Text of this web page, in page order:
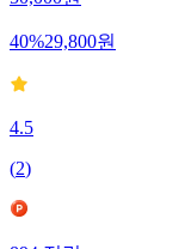
50,000원
40%29,800원
4.5
(2)